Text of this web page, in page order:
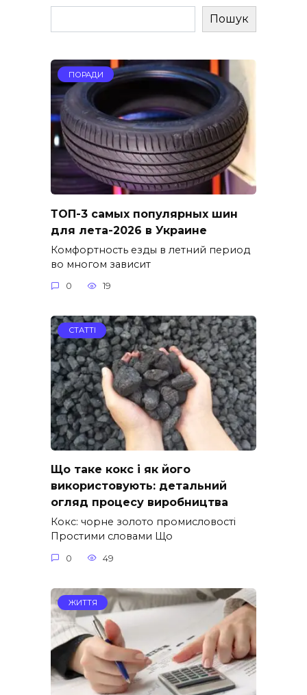
Пошук
ПОРАДИ
ТОП-3 самых популярных шин
для лета-2026 в Украине
Комфортность езды в летний период
во многом зависит
0 19
СТАТТІ
Що таке кокс і як його
використовують: детальний
огляд процесу виробництва
Кокс: чорне золото промисловості
Простими словами Що
0 49
ЖИТТЯ